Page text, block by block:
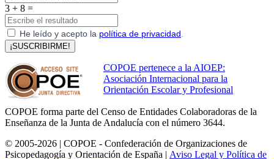
3 + 8 =
He leído y acepto la política de privacidad.
¡SUSCRIBIRME!
COPOE pertenece a la AIOEP:
Asociación Internacional para la
Orientación Escolar y Profesional
COPOE forma parte del Censo de Entidades Colaboradoras de la
Enseñanza de la Junta de Andalucía con el número 3644.
© 2005-2026 | COPOE - Confederación de Organizaciones de
Psicopedagogía y Orientación de España | Aviso Legal y Política de